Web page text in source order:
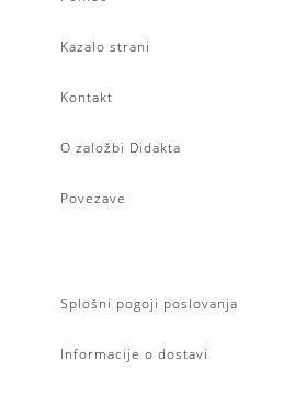
Kazalo strani
Kontakt
O založbi Didakta
Povezave
Splošni pogoji poslovanja
Informacije o dostavi